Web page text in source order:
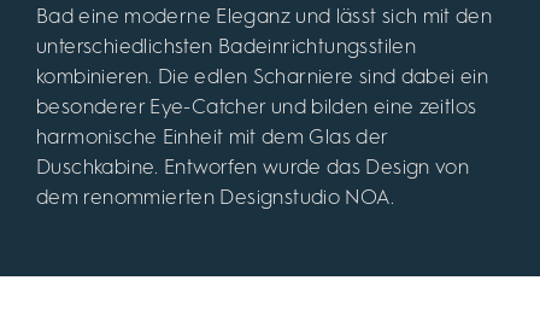
Bad eine moderne Eleganz und lässt sich mit den
unterschiedlichsten Badeinrichtungsstilen
kombinieren. Die edlen Scharniere sind dabei ein
besonderer Eye-Catcher und bilden eine zeitlos
harmonische Einheit mit dem Glas der
Duschkabine. Entworfen wurde das Design von
dem renommierten Designstudio NOA.